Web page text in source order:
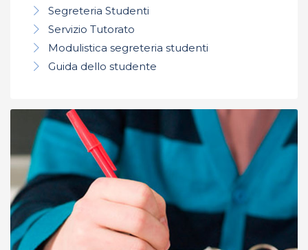
Segreteria Studenti
Servizio Tutorato
Modulistica segreteria studenti
Guida dello studente